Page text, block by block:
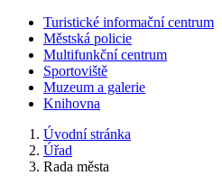
Turistické informační centrum
Městská policie
Multifunkční centrum
Sportoviště
Muzeum a galerie
Knihovna
Úvodní stránka
Úřad
Rada města